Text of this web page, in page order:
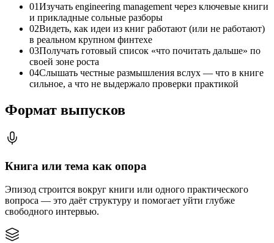
01Изучать engineering management через ключевые книги
и прикладные сольные разборы
02Видеть, как идеи из книг работают (или не работают)
в реальном крупном финтехе
03Получать готовый список «что почитать дальше» по
своей зоне роста
04Слышать честные размышления вслух — что в книге
сильное, а что не выдержало проверки практикой
Формат выпусков
Книга или тема как опора
Эпизод строится вокруг книги или одного практического
вопроса — это даёт структуру и помогает уйти глубже
свободного интервью.